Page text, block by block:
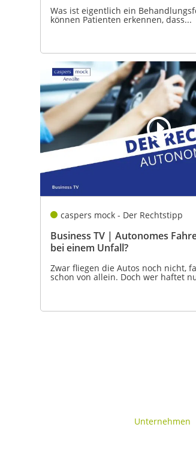
Was ist eigentlich ein
können Patienten erkennen, dass...
caspers mock - Der Rechtstipp
Business TV | Autonomes
bei einem Unfall?
Zwar fliegen die Autos noch nicht,
schon von allein. Doch wer haftet
Unternehmen